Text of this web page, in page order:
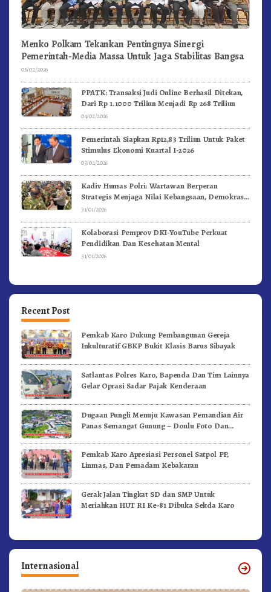
Menko Polkam Tekankan Pentingnya Sinergi
Pemerintah-Media Massa Untuk Jaga Stabilitas Bangsa
05/02/2026
PPATK: Transaksi Judi Online Berhasil Ditekan,
Dari Rp 1.1000 Triliun Menjadi Rp 268 Triliun
04/02/2026
Pemerintah Siapkan Rp12,83 Triliun Untuk Paket
Stimulus Ekonomi Kuartal I-2026
03/02/2026
Kadiv Humas Polri: Wartawan Berperan
Strategis Menjaga Nilai Kebangsaan, Demokrasi,
dan NKRI
31/01/2026
Kolaborasi Pemprov DKI-YouTube Perkuat
Pendidikan Dan Kesehatan Mental
31/01/2026
Recent Post
Pemkab Karo Dukung Pembangunan Gereja
Inkulturatif GBKP Bukit Klasis Barus Sibayak
Satlantas Polres Karo, Bapenda Dan Tim Lainnya
Gelar Oprasi Sadar Pajak Kenderaan
Dugaan Pungli Menuju Kawasan Pemandian Air
Panas Semangat Gunung – Doulu Foto Dan
Pemkab Karo Apresiasi Personel Satpol PP,
Linmas, Dan Pemadam Kebakaran
Gerak Jalan Tingkat SD dan SMP Untuk
Meriahkan HUT RI Ke-81 Dibuka Sekda Karo
Internasional